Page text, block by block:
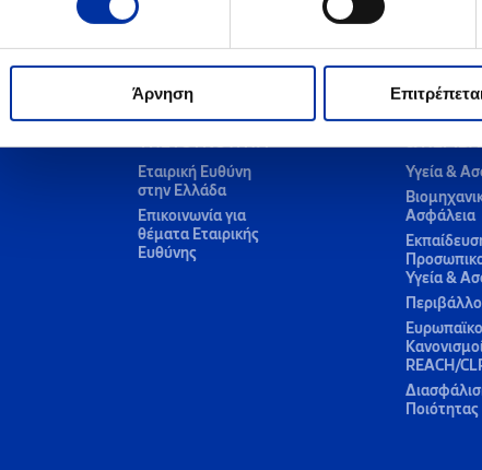
Άρνηση
ΕΤΑΙΡΙΚΗ
ΥΠΕΥΘΥΝΟΤΗΤΑ
Εταιρική Ευθύνη
στην Ελλάδα
Επικοινωνία για
θέματα Εταιρικής
Ευθύνης
ΥΓΕΙΑ,
&
Υγεία &
Ασφάλεια
Υγεία &
REACH/
Ποιότητας